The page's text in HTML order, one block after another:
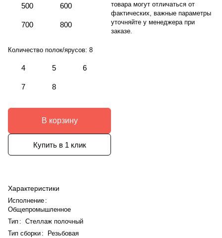
500 600
700 800
Количество полок/ярусов: 8
4 5 6
7 8
В корзину
Купить в 1 клик
Характеристики
Исполнение :
Общепромышленное
Тип : Стеллаж полочный
Тип сборки:
Резьбовая
товара могут отличаться от
фактических, важные параметры
уточняйте у менеджера при
заказе.